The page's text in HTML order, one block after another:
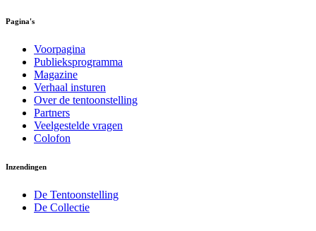
Pagina's
Voorpagina
Publieksprogramma
Magazine
Verhaal insturen
Over de tentoonstelling
Partners
Veelgestelde vragen
Colofon
Inzendingen
De Tentoonstelling
De Collectie